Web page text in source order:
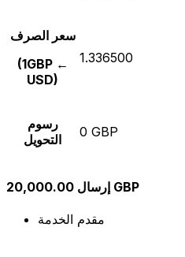
سعر الصرف
(1GBP ←
USD)
1.336500
رسوم
التحويل
0 GBP
إرسال 20,000.00 GBP
مقدم الخدمة